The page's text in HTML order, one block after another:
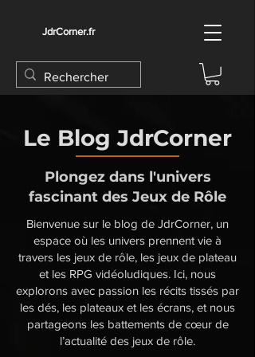
JdrCorner.fr
Le Blog JdrCorner
Plongez dans l'univers
fascinant des Jeux de Rôle
Bienvenue sur le blog de JdrCorner, un
espace où les univers prennent vie à
travers les jeux de rôle, les jeux de plateau
et les RPG vidéoludiques. Ici, nous
explorons avec passion les récits tissés par
les dés, les plateaux et les écrans, et nous
partageons les battements de cœur de
l’actualité des jeux de rôle.